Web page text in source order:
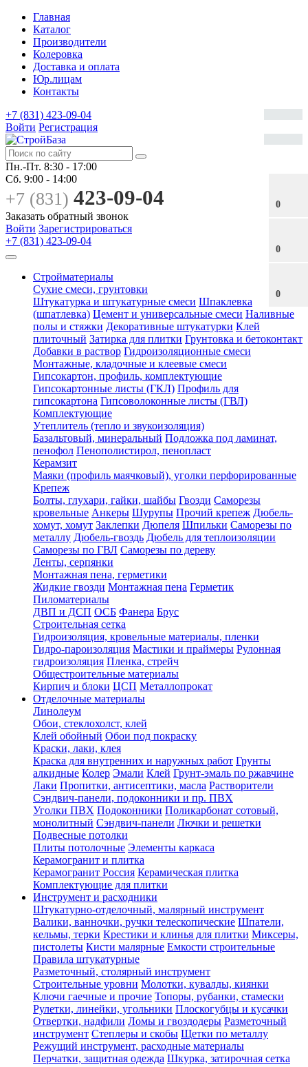
Главная
Каталог
Производители
Колеровка
Доставка и оплата
Юр.лицам
Контакты
0
0
0
+7 (831) 423-09-04
Войти Регистрация
Пн.-Пт. 8:30 - 17:00
Сб. 9:00 - 14:00
+7 (831) 423-09-04
Заказать обратный звонок
Войти Зарегистрироваться
+7 (831) 423-09-04
Стройматериалы
Сухие смеси, грунтовки
Штукатурка и штукатурные смеси Шпаклевка
(шпатлевка) Цемент и универсальные смеси Наливные
полы и стяжки Декоративные штукатурки Клей
плиточный Затирка для плитки Грунтовка и бетоконтакт
Добавки в раствор Гидроизоляционные смеси
Монтажные, кладочные и клеевые смеси
Гипсокартон, профиль, комплектующие
Гипсокартонные листы (ГКЛ) Профиль для
гипсокартона Гипсоволоконные листы (ГВЛ)
Комплектующие
Утеплитель (тепло и звукоизоляция)
Базальтовый, минеральный Подложка под ламинат,
пенофол Пенополистирол, пенопласт
Керамзит
Маяки (профиль маячковый), уголки перфорированные
Крепеж
Болты, глухари, гайки, шайбы Гвозди Саморезы
кровельные Анкеры Шурупы Прочий крепеж Дюбель-
хомут, хомут Заклепки Дюпеля Шпильки Саморезы по
металлу Дюбель-гвоздь Дюбель для теплоизоляции
Саморезы по ГВЛ Саморезы по дереву
Ленты, серпянки
Монтажная пена, герметики
Жидкие гвозди Монтажная пена Герметик
Пиломатериалы
ДВП и ДСП ОСБ Фанера Брус
Строительная сетка
Гидроизоляция, кровельные материалы, пленки
Гидро-пароизоляция Мастики и праймеры Рулонная
гидроизоляция Пленка, стрейч
Общестроительные материалы
Кирпич и блоки ЦСП Металлопрокат
Отделочные материалы
Линолеум
Обои, стеклохолст, клей
Клей обойный Обои под покраску
Краски, лаки, клея
Краска для внутренних и наружных работ Грунты
алкидные Колер Эмали Клей Грунт-эмаль по ржавчине
Лаки Пропитки, антисептики, масла Растворители
Сэндвич-панели, подоконники и пр. ПВХ
Уголки ПВХ Подоконники Поликарбонат сотовый,
монолитный Сэндвич-панели Лючки и решетки
Подвесные потолки
Плиты потолочные Элементы каркаса
Керамогранит и плитка
Керамогранит Россия Керамическая плитка
Комплектующие для плитки
Инструмент и расходники
Штукатурно-отделочный, малярный инструмент
Валики, ванночки, ручки телескопические Шпатели,
кельмы, терки Крестики и клинья для плитки Миксеры,
пистолеты Кисти малярные Емкости строительные
Правила штукатурные
Разметочный, столярный инструмент
Строительные уровни Молотки, кувалды, киянки
Ключи гаечные и прочие Топоры, рубанки, стамески
Рулетки, линейки, угольники Плоскогубцы и кусачки
Отвертки, надфили Ломы и гвоздодеры Разметочный
инструмент Степлеры и скобы Щетки по металлу
Режущий инструмент, расходные материалы
Перчатки, защитная одежда Шкурка, затирочная сетка